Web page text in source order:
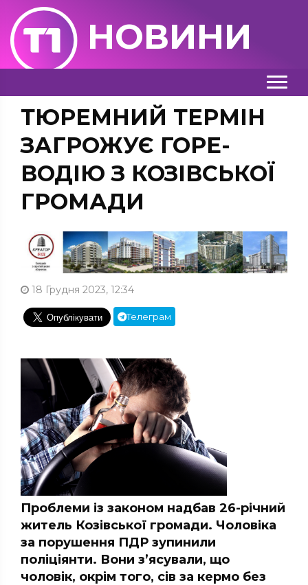
НОВИНИ
ТЮРЕМНИЙ ТЕРМІН
ЗАГРОЖУЄ ГОРЕ-
ВОДІЮ З КОЗІВСЬКОЇ
ГРОМАДИ
18 Грудня 2023, 12:34
Телеграм
Проблеми із законом надбав 26-річний
житель Козівської громади. Чоловіка
за порушення ПДР зупинили
поліціянти. Вони з’ясували, що
чоловік, окрім того, сів за кермо без